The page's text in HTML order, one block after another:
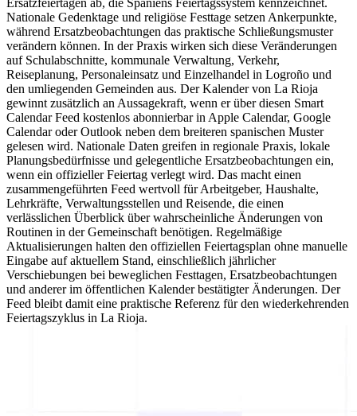
Ersatzfeiertagen ab, die Spaniens Feiertagssystem kennzeichnet.
Nationale Gedenktage und religiöse Festtage setzen Ankerpunkte,
während Ersatzbeobachtungen das praktische Schließungsmuster
verändern können. In der Praxis wirken sich diese Veränderungen
auf Schulabschnitte, kommunale Verwaltung, Verkehr,
Reiseplanung, Personaleinsatz und Einzelhandel in Logroño und
den umliegenden Gemeinden aus. Der Kalender von La Rioja
gewinnt zusätzlich an Aussagekraft, wenn er über diesen Smart
Calendar Feed kostenlos abonnierbar in Apple Calendar, Google
Calendar oder Outlook neben dem breiteren spanischen Muster
gelesen wird. Nationale Daten greifen in regionale Praxis, lokale
Planungsbedürfnisse und gelegentliche Ersatzbeobachtungen ein,
wenn ein offizieller Feiertag verlegt wird. Das macht einen
zusammengeführten Feed wertvoll für Arbeitgeber, Haushalte,
Lehrkräfte, Verwaltungsstellen und Reisende, die einen
verlässlichen Überblick über wahrscheinliche Änderungen von
Routinen in der Gemeinschaft benötigen. Regelmäßige
Aktualisierungen halten den offiziellen Feiertagsplan ohne manuelle
Eingabe auf aktuellem Stand, einschließlich jährlicher
Verschiebungen bei beweglichen Festtagen, Ersatzbeobachtungen
und anderer im öffentlichen Kalender bestätigter Änderungen. Der
Feed bleibt damit eine praktische Referenz für den wiederkehrenden
Feiertagszyklus in La Rioja.